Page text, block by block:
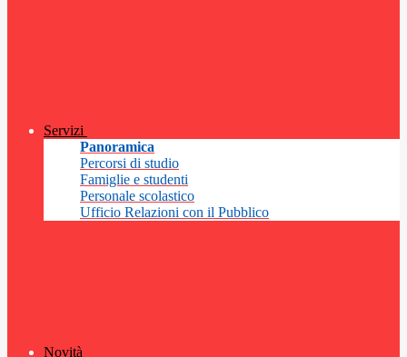
Servizi
Panoramica
Percorsi di studio
Famiglie e studenti
Personale scolastico
Ufficio Relazioni con il Pubblico
Novità